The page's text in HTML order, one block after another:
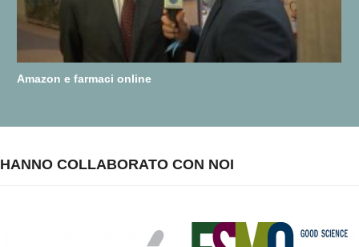
Amazon e farmaci online
HANNO COLLABORATO CON NOI